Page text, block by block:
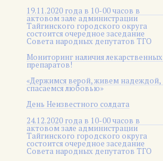
19.11.2020 года в 10-00 часов в
актовом зале администрации
Тайгинского городского округа
состоится очередное заседание
Совета народных депутатов ТГО
Мониторинг наличия лекарственных
препаратов!
«Держимся верой, живем надеждой,
спасаемся любовью»
День Неизвестного солдата
24.12.2020 года в 10-00 часов в
актовом зале администрации
Тайгинского городского округа
состоится очередное заседание
Совета народных депутатов ТГО